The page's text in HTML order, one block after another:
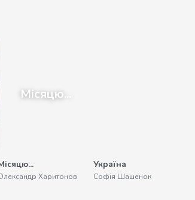
Місяцю...
Харитонов
Україна
Софія Шашенок